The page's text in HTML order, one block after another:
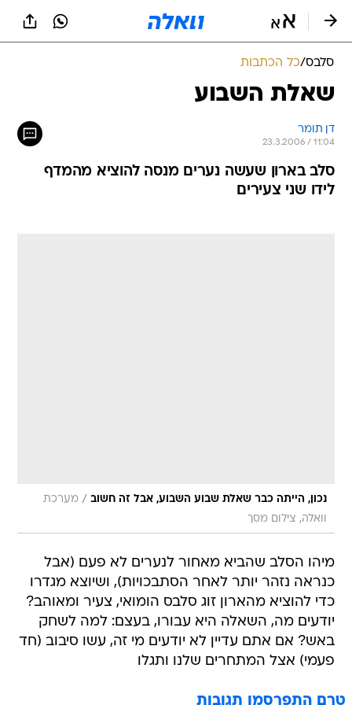
סלבס/כל הכתבות
שאלת השבוע
דן תומר
23.3.2006 / 11:04
סלב בארון שעשה נערים מנסה להוציא מהמדף
לידו שני צעירים
נכון, הייתה כבר שאלת שבוע השבוע, אבל זה חשוב / מערכת
וואלה, צילום מסך
מיהו הסלב שהביא מאחור לנערים לא פעם (אבל
כנראה נזהר יותר לאחר הסתבכויות), ושיוצא מגדרו
כדי להוציא מהארון זוג סלבס הומואי, צעיר ומאוהב?
יודעים מה, השאלה היא עבורו, בעצם: למה לשחק
באש? אם אתם עדיין לא יודעים מי זה, עשו סיבוב (חד
פעמי) אצל המתחרים שלנו ותגלו
טרם התפרסמו תגובות